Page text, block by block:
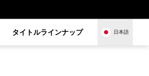
タイトルラインナップ 日本語